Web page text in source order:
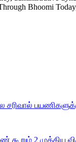
Bhoomi
கூறும் 2 முக்கிய